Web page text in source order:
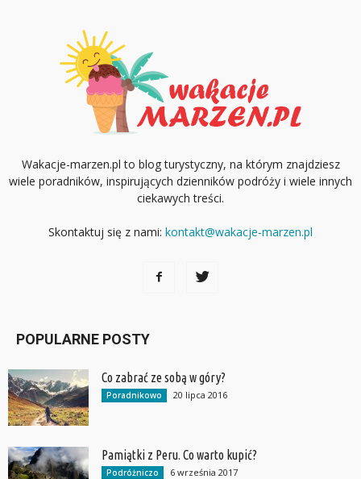
Wakacje-marzen.pl to blog turystyczny, na którym znajdziesz
wiele poradników, inspirujących dzienników podróży i wiele innych
ciekawych treści.
Skontaktuj się z nami: kontakt@wakacje-marzen.pl
POPULARNE POSTY
Co zabrać ze sobą w góry?
Poradnikowo 20 lipca 2016
Pamiątki z Peru. Co warto kupić?
Podróżniczo 6 września 2017